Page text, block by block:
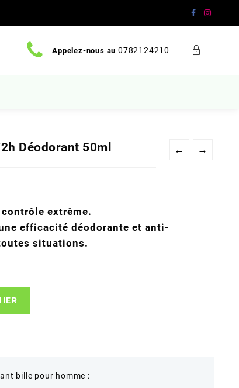
Appelez-nous au 0782124210
← →
Déodorant 50ml
:
د.ج 2100.
extrême.
efficacité déodorante et anti-
situations.
bille pour homme :